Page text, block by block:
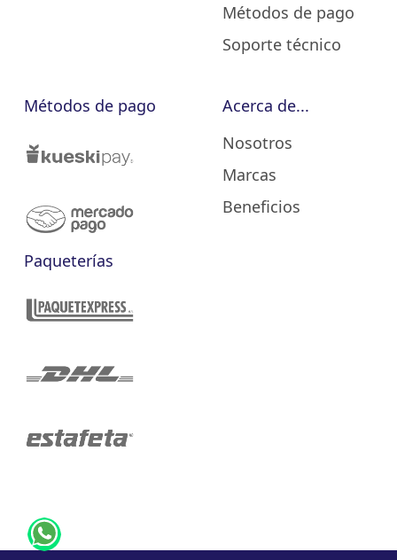
Métodos de pago
Soporte técnico
Métodos de pago
Paqueterías
Acerca de...
Nosotros
Marcas
Beneficios